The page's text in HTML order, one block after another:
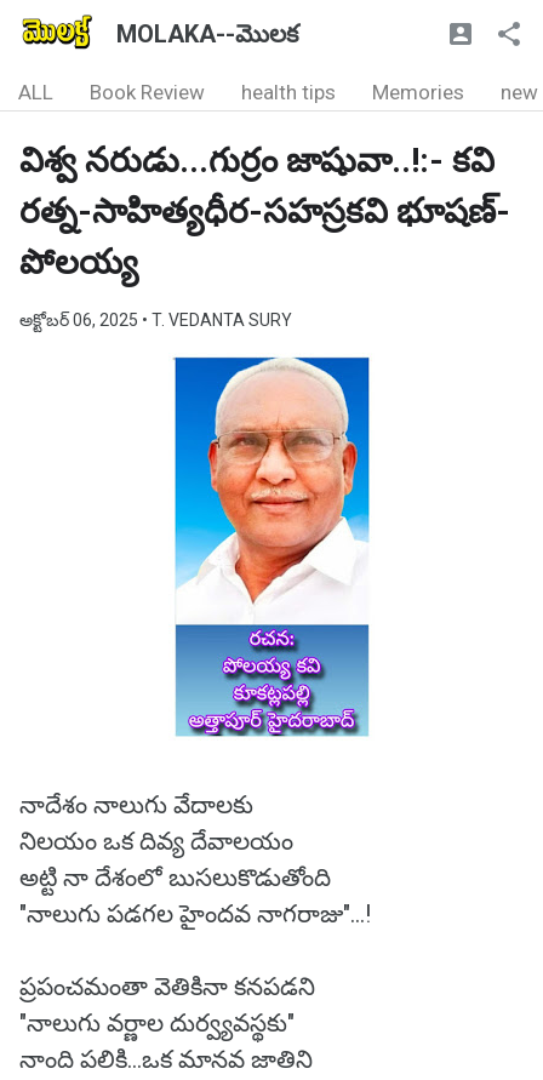
MOLAKA--మొలక
ALL Book Review health tips Memories new
విశ్వ నరుడు...గుర్రం జాషువా..!:- కవి
రత్న-సాహిత్యధీర-సహస్రకవి భూషణ్-
పోలయ్య
అక్టోబర్ 06, 2025 • T. VEDANTA SURY
నాదేశం నాలుగు వేదాలకు
నిలయం ఒక దివ్య దేవాలయం
అట్టి నా దేశంలో బుసలుకొడుతోంది
"నాలుగు పడగల హైందవ నాగరాజు"...!
ప్రపంచమంతా వెతికినా కనపడని
"నాలుగు వర్ణాల దుర్వ్యవస్థకు"
నాంది పలికి...ఒక మానవ జాతిని